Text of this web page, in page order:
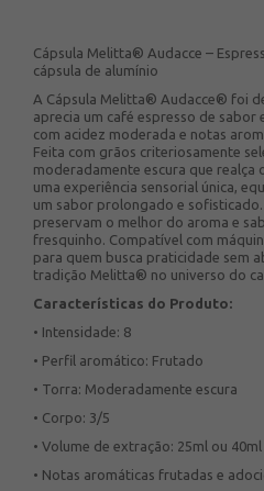
Cápsula Melitta® Audacce –
cápsula de alumínio
A Cápsula Melitta® Audacce® foi
aprecia um café espresso de
com acidez moderada e notas
Feita com grãos criteriosamente
moderadamente escura que
uma experiência sensorial única,
um sabor prolongado e sofisticado.
preservam o melhor do aroma e
fresquinho. Compatível com
para quem busca praticidade sem
tradição Melitta® no universo do
Características do Produto:
• Intensidade: 8
• Perfil aromático: Frutado
• Torra: Moderadamente escura
• Corpo: 3/5
• Volume de extração: 25ml ou 40ml
• Notas aromáticas frutadas e